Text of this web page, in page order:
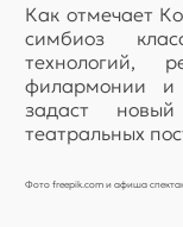
Как отмечает
симбиоз
технологий,
филармонии и
задаст
театральных
Фото freepik.com и афиша